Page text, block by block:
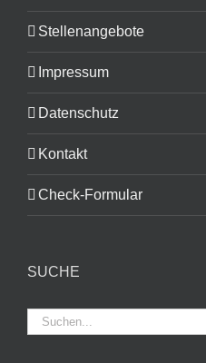
Stellenangebote
Impressum
Datenschutz
Kontakt
Check-Formular
SUCHE
Suche
nach: